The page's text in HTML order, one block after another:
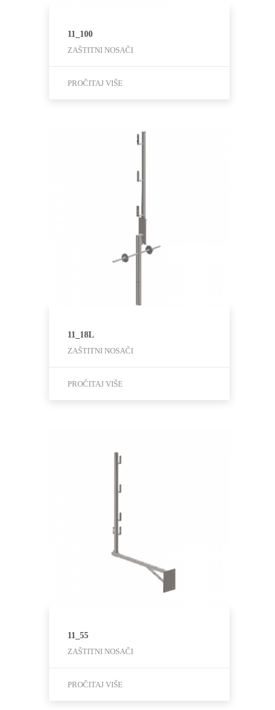
11_100
ZAŠTITNI NOSAČI
PROČITAJ VIŠE
11_18L
ZAŠTITNI NOSAČI
PROČITAJ VIŠE
11_55
ZAŠTITNI NOSAČI
PROČITAJ VIŠE